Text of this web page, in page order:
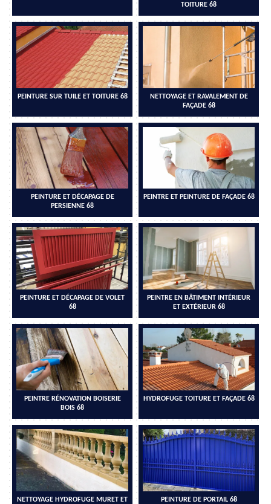
TOITURE 68
PEINTURE SUR TUILE ET TOITURE 68
NETTOYAGE ET RAVALEMENT DE
FAÇADE 68
PEINTURE ET DÉCAPAGE DE
PERSIENNE 68
PEINTRE ET PEINTURE DE FAÇADE 68
PEINTURE ET DÉCAPAGE DE VOLET
68
PEINTRE EN BÂTIMENT INTÉRIEUR
ET EXTÉRIEUR 68
PEINTRE RÉNOVATION BOISERIE
BOIS 68
HYDROFUGE TOITURE ET FAÇADE 68
NETTOYAGE HYDROFUGE MURET ET
PEINTURE DE PORTAIL 68